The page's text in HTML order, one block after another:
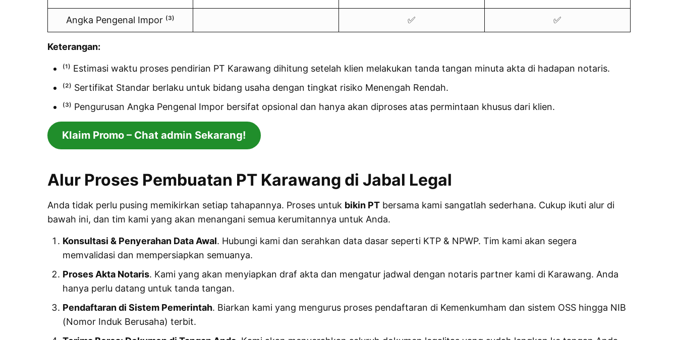
Angka Pengenal Impor ⁽³⁾ ✅ ✅
Keterangan:
⁽¹⁾ Estimasi waktu proses pendirian PT Karawang dihitung setelah klien melakukan tanda tangan minuta akta di hadapan notaris.
⁽²⁾ Sertifikat Standar berlaku untuk bidang usaha dengan tingkat risiko Menengah Rendah.
⁽³⁾ Pengurusan Angka Pengenal Impor bersifat opsional dan hanya akan diproses atas permintaan khusus dari klien.
Klaim Promo – Chat admin Sekarang!
Alur Proses Pembuatan PT Karawang di Jabal Legal
Anda tidak perlu pusing memikirkan setiap tahapannya. Proses untuk bikin PTbersama kami sangatlah sederhana. Cukup ikuti alur di
bawah ini, dan tim kami yang akan menangani semua kerumitannya untuk Anda.
Konsultasi & Penyerahan Data Awal. Hubungi kami dan serahkan data dasar seperti KTP & NPWP. Tim kami akan segera
memvalidasi dan mempersiapkan semuanya.
Proses Akta Notaris. Kami yang akan menyiapkan draf akta dan mengatur jadwal dengan notaris partner kami di Karawang. Anda
hanya perlu datang untuk tanda tangan.
Pendaftaran di Sistem Pemerintah. Biarkan kami yang mengurus proses pendaftaran di Kemenkumham dan sistem OSS hingga NIB
(Nomor Induk Berusaha) terbit.